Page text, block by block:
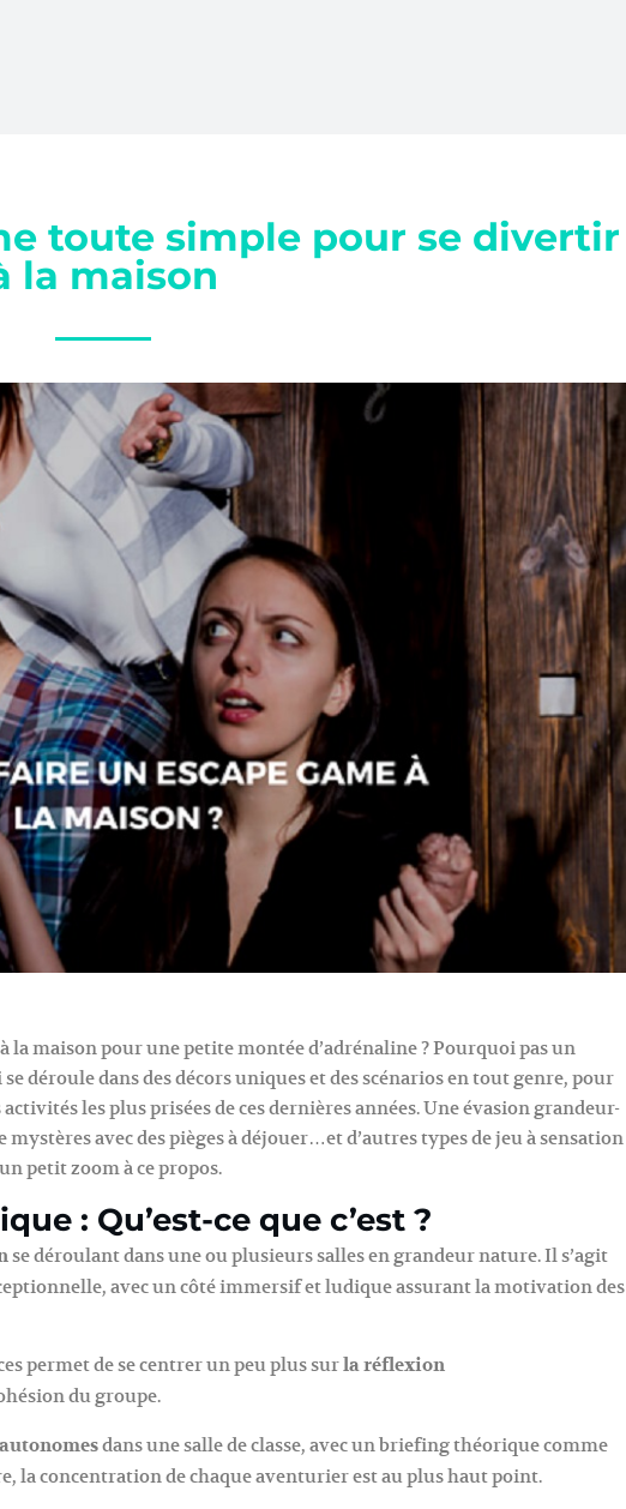
toute simple pour se divertir
la maison
la maison pour une petite montée d’adrénaline ? Pourquoi pas un
déroule dans des décors uniques et des scénarios en tout genre, pour
les plus prisées de ces dernières années. Une évasion grandeur-
avec des pièges à déjouer…et d’autres types de jeu à sensation
petit zoom à ce propos.
: Qu’est-ce que c’est ?
se déroulant dans une ou plusieurs salles en grandeur nature. Il s’agit
avec un côté immersif et ludique assurant la motivation des
permet de se centrer un peu plus surla réflexion
du groupe.
dans une salle de classe, avec un briefing théorique comme
la concentration de chaque aventurier est au plus haut point.